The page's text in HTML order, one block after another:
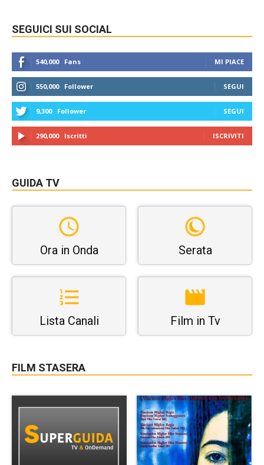
SEGUICI SUI SOCIAL
540,000 Fans MI PIACE
550,000 Follower SEGUI
9,300 Follower SEGUI
290,000 Iscritti ISCRIVITI
GUIDA TV
Ora in Onda Serata
Lista Canali Film in Tv
FILM STASERA